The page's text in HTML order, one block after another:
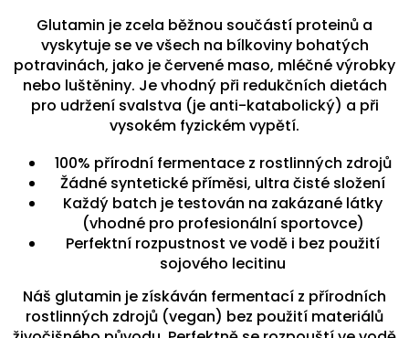
Glutamin je zcela běžnou součástí proteinů a
vyskytuje se ve všech na bílkoviny bohatých
potravinách, jako je červené maso, mléčné výrobky
nebo luštěniny. Je vhodný při redukčních dietách
pro udržení svalstva (je anti-katabolický) a při
vysokém fyzickém vypětí.
100% přírodní fermentace z rostlinných zdrojů
Žádné syntetické příměsi, ultra čisté složení
Každý batch je testován na zakázané látky
(vhodné pro profesionální sportovce)
Perfektní rozpustnost ve vodě i bez použití
sojového lecitinu
Náš glutamin je získáván fermentací z přírodních
rostlinných zdrojů (vegan) bez použití materiálů